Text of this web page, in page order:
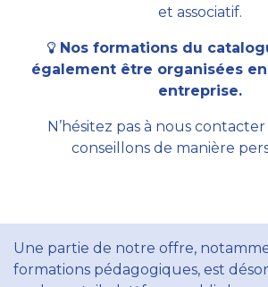
et associatif.
Nos formations du
également être organisées
entreprise.
N’hésitez pas à nous
conseillons de manière
Une partie de notre offre,
formations pédagogiques, est